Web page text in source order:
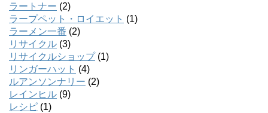
ラートナー (2)
ラープペット・ロイエット (1)
ラーメン一番 (2)
リサイクル (3)
リサイクルショップ(1)
リンガーハット (4)
ルアンソンナリー (2)
レインヒル (9)
レシピ (1)